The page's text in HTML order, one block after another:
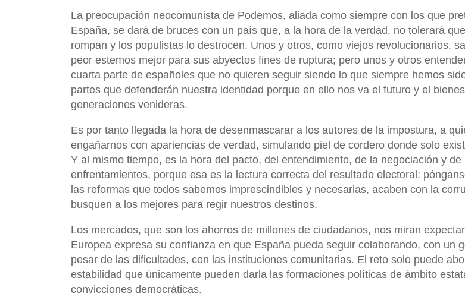
La preocupación neocomunista de Podemos, aliada como siempre con los que
España, se dará de bruces con un país que, a la hora de la verdad, no tolerará
rompan y los populistas lo destrocen. Unos y otros, como viejos revolucionarios,
peor estemos mejor para sus abyectos fines de ruptura; pero unos y otros
cuarta parte de españoles que no quieren seguir siendo lo que siempre hemos
partes que defenderán nuestra identidad porque en ello nos va el futuro y el
generaciones venideras.
Es por tanto llegada la hora de desenmascarar a los autores de la impostura, a
engañarnos con apariencias de verdad, simulando piel de cordero donde solo
Y al mismo tiempo, es la hora del pacto, del entendimiento, de la negociación y
enfrentamientos, porque esa es la lectura correcta del resultado electoral:
las reformas que todos sabemos imprescindibles y necesarias, acaben con la
busquen a los mejores para regir nuestros destinos.
Los mercados, que son los ahorros de millones de ciudadanos, nos miran
Europea expresa su confianza en que España pueda seguir colaborando, con un
pesar de las dificultades, con las instituciones comunitarias. El reto solo puede
estabilidad que únicamente pueden darla las formaciones políticas de ámbito
convicciones democráticas.